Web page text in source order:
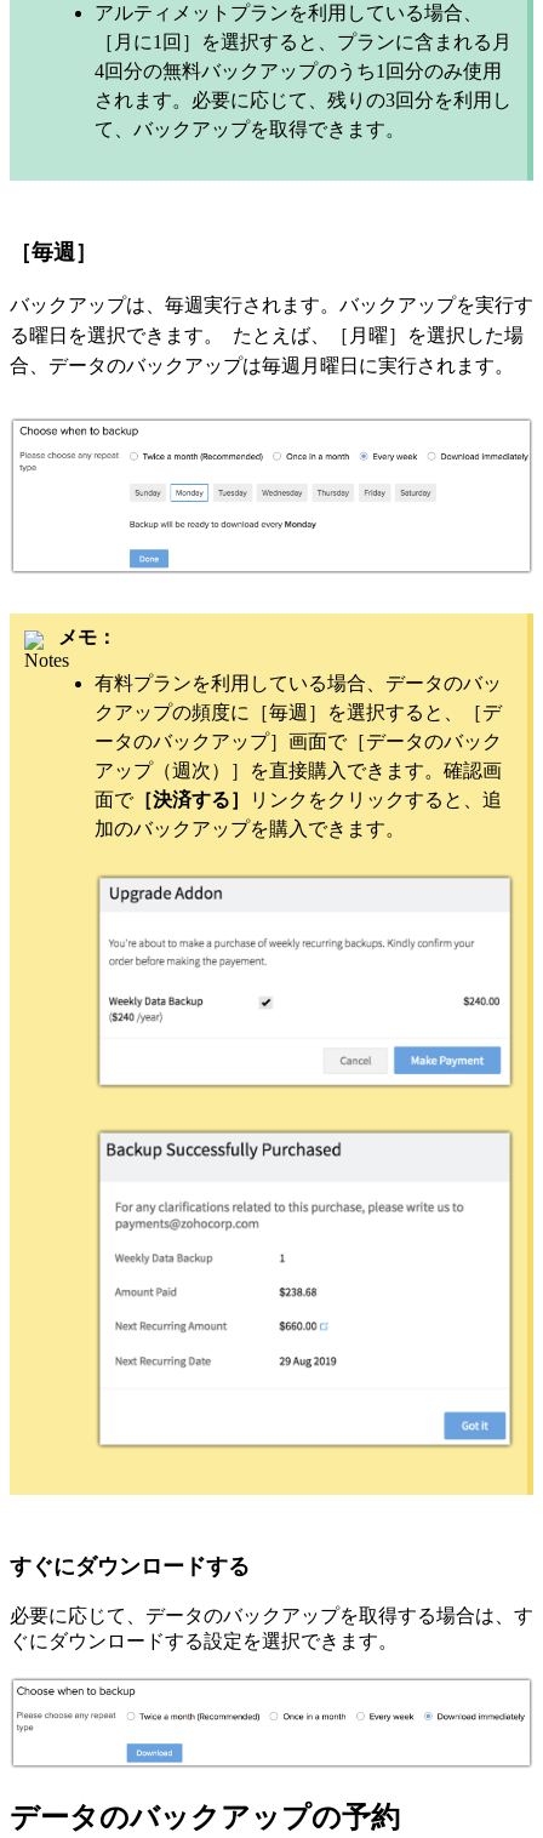
アルティメットプランを利用している場合、
［月に1回］を選択すると、プランに含まれる月
4回分の無料バックアップのうち1回分のみ使用
されます。必要に応じて、残りの3回分を利用し
て、バックアップを取得できます。
［毎週］
バックアップは、毎週実行されます。バックアップを実行す
る曜日を選択できます。 たとえば、［月曜］を選択した場
合、データのバックアップは毎週月曜日に実行されます。
メモ：
有料プランを利用している場合、データのバッ
クアップの頻度に［毎週］を選択すると、［デ
ータのバックアップ］画面で［データのバック
アップ（週次）］を直接購入できます。確認画
面で［決済する］
リンクをクリックすると、追
加のバックアップを購入できます。
すぐにダウンロードする
必要に応じて、データのバックアップを取得する場合は、す
ぐにダウンロードする設定を選択できます。
データのバックアップの予約